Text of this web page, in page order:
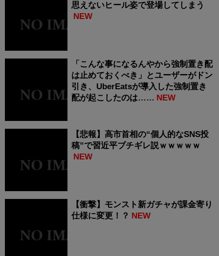
思えないヒール姿で登場してしまう
NEW
「こんな事になるんやから強制置き配
は止めておくべき」とユーザーがドン
引き、UberEatsが導入した強制置き
配が起こしたのは…… NEW
【悲報】高市首相の“個人的なSNS投
稿”で習近平ブチギレ説ｗｗｗｗｗ
NEW
【衝撃】モンスト新ガチャが課金寄り
仕様に変更！？ NEW